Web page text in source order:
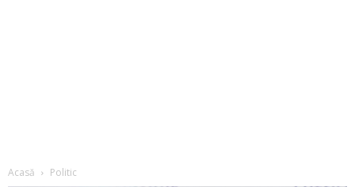
Acasă Politic